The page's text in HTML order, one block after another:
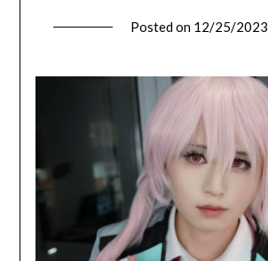
Posted on 12/25/2023